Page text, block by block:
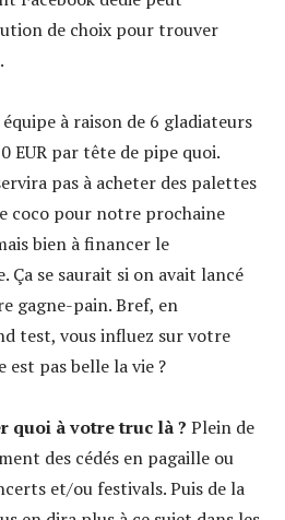
de choix pour trouver
équipe à raison de 6 gladiateurs
EUR par tête de pipe quoi.
pas à acheter des palettes
coco pour notre prochaine
bien à financer le
se saurait si on avait lancé
gagne-pain. Bref, en
test, vous influez sur votre
pas belle la vie ?
quoi à votre truc là ? Plein de
des cédés en pagaille ou
et/ou festivals. Puis de la